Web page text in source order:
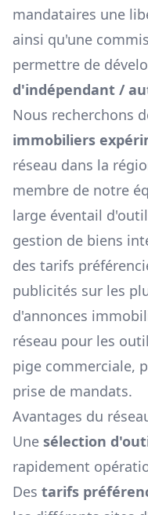
mandataires une
ainsi qu'une
permettre de
d'indépendant /
Nous recherchons
immobiliers
réseau dans la
membre de notre
large éventail
gestion de biens
des tarifs
publicités sur les
d'annonces
réseau pour les
pige commerciale,
prise de mandats.
Avantages du
Une sélection
rapidement
Des tarifs